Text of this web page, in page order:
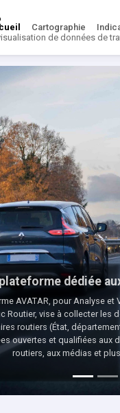
de données de
Cartographie
dédiée
AVATAR, pour Analyse
Routier, vise à collecter les
routiers (État,
ouvertes et qualifiées aux
routiers, aux médias et